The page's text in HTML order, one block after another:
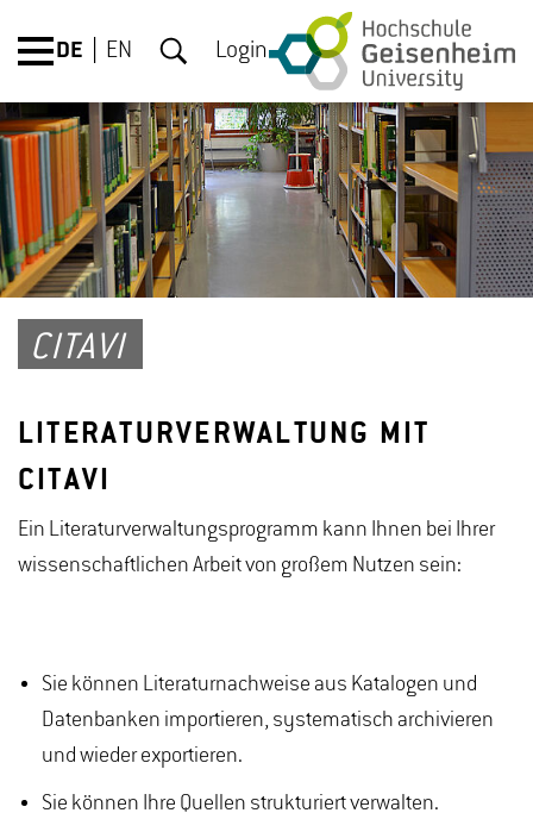
DE EN Login
CITAVI
LITERATURVERWALTUNG MIT
CITAVI
Ein Literaturverwaltungsprogramm kann Ihnen bei Ihrer
wissenschaftlichen Arbeit von großem Nutzen sein:
Sie können Literaturnachweise aus Katalogen und
Datenbanken importieren, systematisch archivieren
und wieder exportieren.
Sie können Ihre Quellen strukturiert verwalten.